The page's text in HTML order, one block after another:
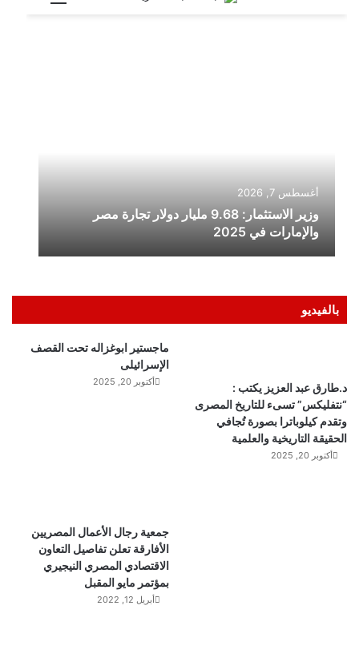
بالفيديو
ماجستير ابوغزاله تحت القصف
الإسرائيلى
أكتوبر 20, 2025
د.طارق عبد العزيز يكتب :
“نتفليكس” تسىء للتاريخ المصرى
وتقدم كيلوباترا بصورة تُجافي
الحقيقة التاريخية والعلمية
أكتوبر 20, 2025
جمعية رجال الأعمال المصريين
الأفارقة تعلن تفاصيل التعاون
الاقتصادي المصري النيجيري
بمؤتمر مايو المقبل
أبريل 12, 2022